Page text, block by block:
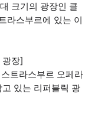
크기의 광장인 클
라스부르에 있는 이
광장]
트라스부르 오페라
있는 리퍼블릭 광